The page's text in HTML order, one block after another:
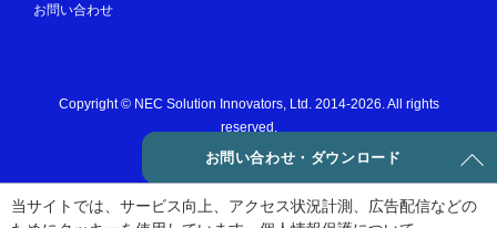
当サイトでは、サービス向上、アクセス状況計測、広告配信などの
お問い合わせ・ダウンロード
お問い合わせ
Copyright © NEC Solution Innovators, Ltd. 2014-2026. All rights
reserved.